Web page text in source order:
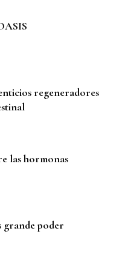
regeneradores
las hormonas
grande poder